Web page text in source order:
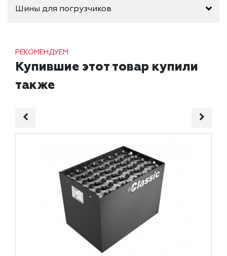
Шины для погрузчиков
РЕКОМЕНДУЕМ
Купившие этот товар купили
также